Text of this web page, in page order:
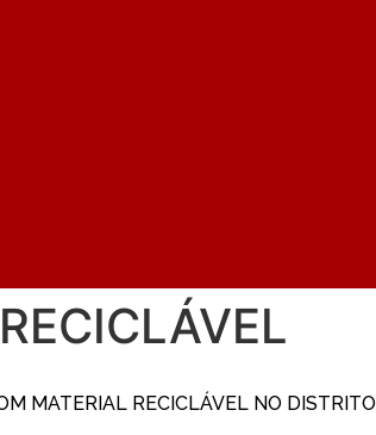
MATERIAL RECICLÁVEL NO